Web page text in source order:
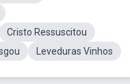
Cristo Ressuscitou
Leveduras Vinhos